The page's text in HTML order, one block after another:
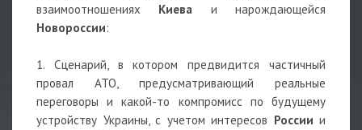
взаимоотношениях Киева и нарождающейся
Новороссии:
1. Сценарий, в котором предвидится частичный
провал АТО, предусматривающий реальные
переговоры и какой-то компромисс по будущему
устройству Украины, с учетом интересов России и